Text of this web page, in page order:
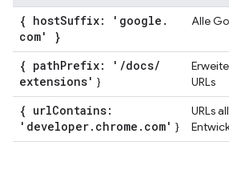
{ hostSuffix: 'google .
com' }
Alle
{ pathPrefix: ' /docs/
extensions' }
URLs
{ urlContains:
'developer. chrome . com' }
URLs